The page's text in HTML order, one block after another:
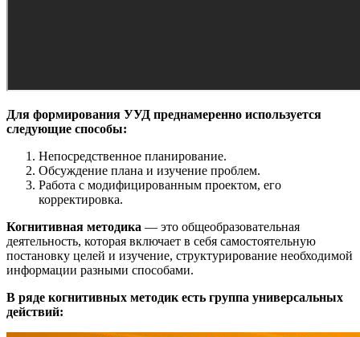
Для формирования УУД преднамеренно используется
следующие способы:
Непосредственное планирование.
Обсуждение плана и изучение проблем.
Работа с модифицированным проектом, его
корректировка.
Когнитивная методика — это общеобразовательная
деятельность, которая включает в себя самостоятельную
постановку целей и изучение, структурирование необходимой
информации разными способами.
В ряде когнитивных методик есть группа универсальных
действий: